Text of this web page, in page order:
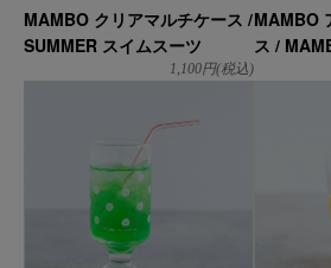
MAMBO クリアマルチケース /
SUMMER スイムスーツ
1,100円(税込)
MAMBO
ス /